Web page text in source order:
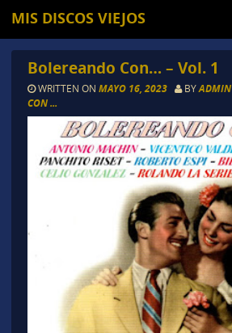
MIS DISCOS VIEJOS
Bolereando Con… – Vol. 1
WRITTEN ON MAYO 16, 2023 BYADMIN
CON ...